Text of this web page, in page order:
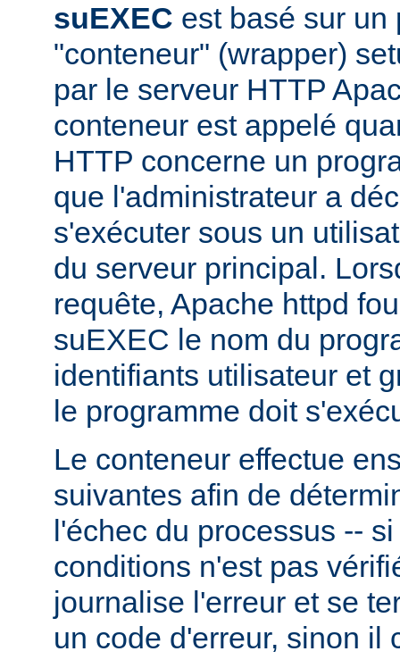
suEXEC est basé sur un
"conteneur" (wrapper)
par le serveur HTTP
conteneur est appelé
HTTP concerne un
que l'administrateur a
s'exécuter sous un
du serveur principal.
requête, Apache httpd
suEXEC le nom du
identifiants utilisateur et
le programme doit
Le conteneur effectue
suivantes afin de
l'échec du processus --
conditions n'est pas
journalise l'erreur et se
un code d'erreur, sinon il